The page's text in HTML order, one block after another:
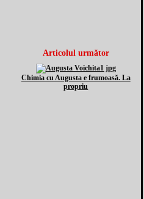
Articolul următor
Chimia cu Augusta e frumoasă. La
propriu